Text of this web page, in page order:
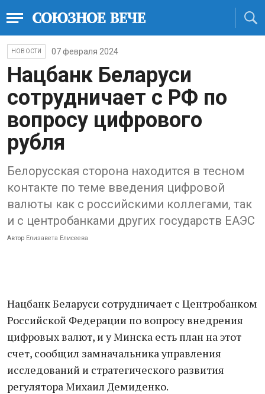
НОВОСТИ 07 февраля 2024
Нацбанк Беларуси
сотрудничает с РФ по
вопросу цифрового
рубля
Белорусская сторона находится в тесном
контакте по теме введения цифровой
валюты как с российскими коллегами, так
и с центробанками других государств ЕАЭС
Автор Елизавета Елисеева
Нацбанк Беларуси сотрудничает с Центробанком
Российской Федерации по вопросу внедрения
цифровых валют, и у Минска есть план на этот
счет, сообщил замначальника управления
исследований и стратегического развития
регулятора Михаил Демиденко.